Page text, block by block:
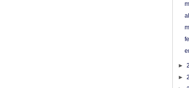
►
►